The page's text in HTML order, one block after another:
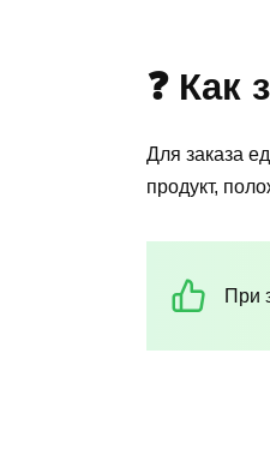
❓ Как
Для заказа
продукт,
При